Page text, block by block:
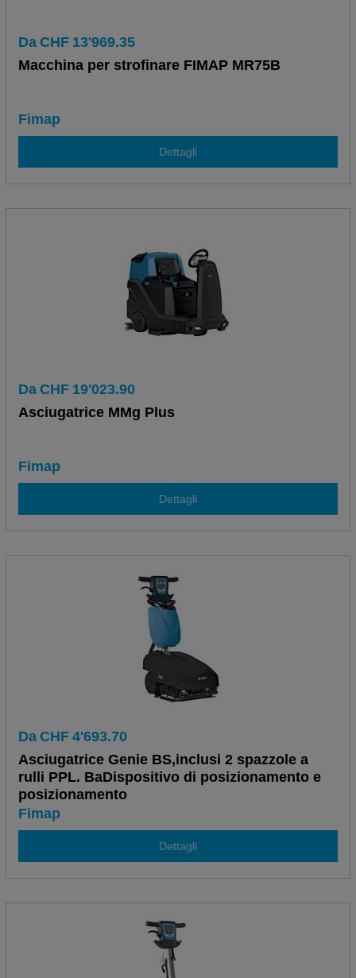
Da CHF 13'969.35
Macchina per strofinare FIMAP MR75B
Fimap
Dettagli
Da CHF 19'023.90
Asciugatrice MMg Plus
Fimap
Dettagli
Da CHF 4'693.70
Asciugatrice Genie BS,inclusi 2 spazzole a
rulli PPL. BaDispositivo di posizionamento e
posizionamento
Fimap
Dettagli